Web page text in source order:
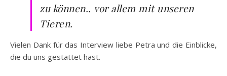
zu können.. vor allem mit unseren
Tieren.
Vielen Dank für das Interview liebe Petra und die Einblicke,
die du uns gestattet hast.